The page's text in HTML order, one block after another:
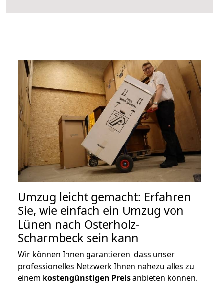
Umzug leicht gemacht: Erfahren
Sie, wie einfach ein Umzug von
Lünen nach Osterholz-
Scharmbeck sein kann
Wir können Ihnen garantieren, dass unser
professionelles Netzwerk Ihnen nahezu alles zu
einem kostengünstigen Preisanbieten können.